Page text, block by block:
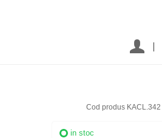
Cod produs KACL.342
in stoc